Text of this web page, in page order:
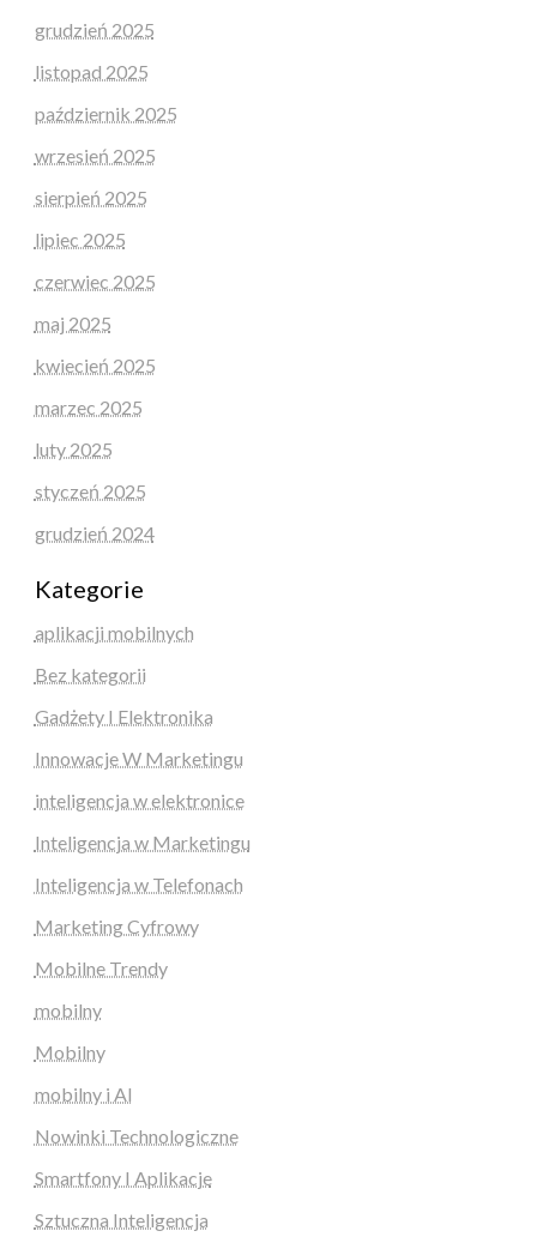
grudzień 2025
listopad 2025
październik 2025
wrzesień 2025
sierpień 2025
lipiec 2025
czerwiec 2025
maj 2025
kwiecień 2025
marzec 2025
luty 2025
styczeń 2025
grudzień 2024
Kategorie
aplikacji mobilnych
Bez kategorii
Gadżety I Elektronika
Innowacje W Marketingu
inteligencja w elektronice
Inteligencja w Marketingu
Inteligencja w Telefonach
Marketing Cyfrowy
Mobilne Trendy
mobilny
Mobilny
mobilny i AI
Nowinki Technologiczne
Smartfony I Aplikacje
Sztuczna Inteligencja